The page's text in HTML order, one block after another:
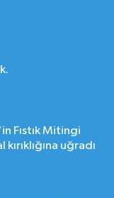
Fıstık Mitingi
uğradı